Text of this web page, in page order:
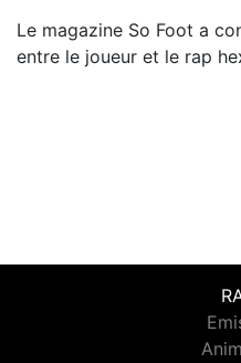
Le magazine So Foot a
entre le joueur et le rap